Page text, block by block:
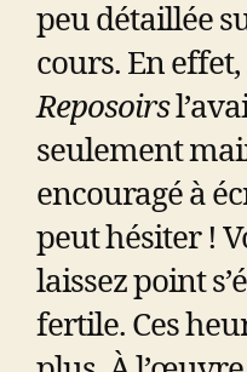
peu détaillée
cours. En
Reposoirs
seulement
encouragé à
peut hésiter !
laissez point
fertile. Ces